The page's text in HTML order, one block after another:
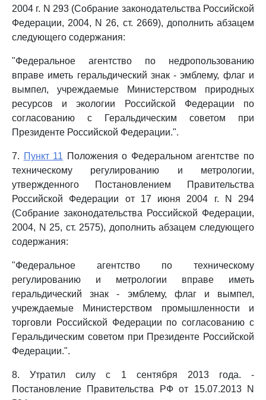
2004 г. N 293 (Собрание законодательства Российской
Федерации, 2004, N 26, ст. 2669), дополнить абзацем
следующего содержания:
"Федеральное агентство по недропользованию
вправе иметь геральдический знак - эмблему, флаг и
вымпел, учреждаемые Министерством природных
ресурсов и экологии Российской Федерации по
согласованию с Геральдическим советом при
Президенте Российской Федерации.".
7. Пункт 11 Положения о Федеральном агентстве по
техническому регулированию и метрологии,
утвержденного Постановлением Правительства
Российской Федерации от 17 июня 2004 г. N 294
(Собрание законодательства Российской Федерации,
2004, N 25, ст. 2575), дополнить абзацем следующего
содержания:
"Федеральное агентство по техническому
регулированию и метрологии вправе иметь
геральдический знак - эмблему, флаг и вымпел,
учреждаемые Министерством промышленности и
торговли Российской Федерации по согласованию с
Геральдическим советом при Президенте Российской
Федерации.".
8. Утратил силу с 1 сентября 2013 года. -
Постановление Правительства РФ от 15.07.2013 N